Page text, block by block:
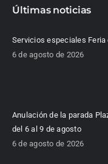
Últimas noticias
Servicios especiales Feria
6 de agosto de 2026
Anulación de la parada
del 6 al 9 de agosto
6 de agosto de 2026